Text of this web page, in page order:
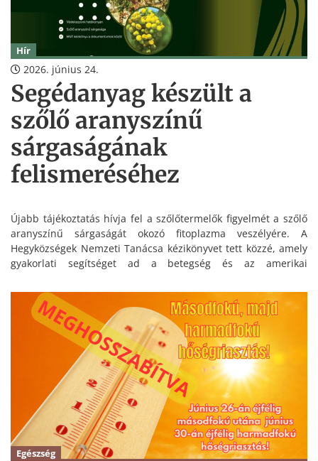
Hír
2026. június 24.
Segédanyag készült a
szőlő aranyszínű
sárgaságának
felismeréséhez
Újabb tájékoztatás hívja fel a szőlőtermelők figyelmét a szőlő
aranyszínű sárgaságát okozó fitoplazma veszélyére. A
Hegyközségek Nemzeti Tanácsa kézikönyvet tett közzé, amely
gyakorlati segítséget ad a betegség és az amerikai
Egészség